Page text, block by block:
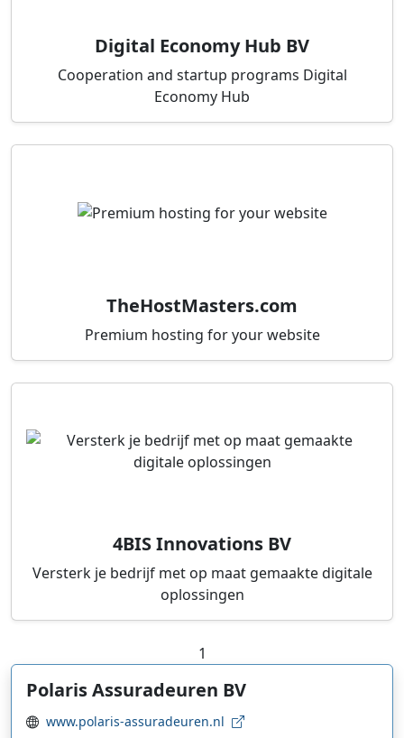
Digital Economy Hub BV
Cooperation and startup programs Digital
Economy Hub
TheHostMasters.com
Premium hosting for your website
4BIS Innovations BV
Versterk je bedrijf met op maat gemaakte digitale
oplossingen
1
Polaris Assuradeuren BV
www.polaris-assuradeuren.nl